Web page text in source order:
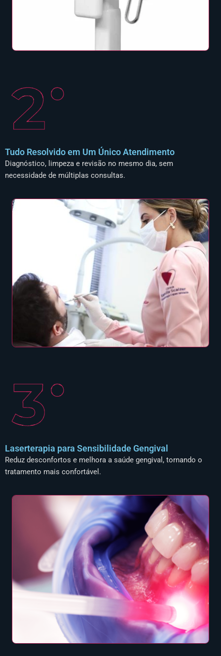
Tudo Resolvido em Um Único Atendimento
Diagnóstico, limpeza e revisão no mesmo dia, sem
necessidade de múltiplas consultas.
Laserterapia para Sensibilidade Gengival
Reduz desconfortos e melhora a saúde gengival, tornando o
tratamento mais confortável.